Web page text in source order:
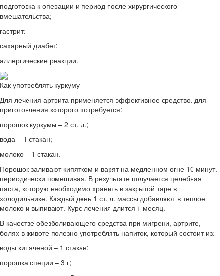
подготовка к операции и период после хирургического
вмешательства;
гастрит;
сахарный диабет;
аллергические реакции.
Как употреблять куркуму
Для лечения артрита применяется эффективное средство, для
приготовления которого потребуется:
порошок куркумы – 2 ст. л.;
вода – 1 стакан;
молоко – 1 стакан.
Порошок заливают кипятком и варят на медленном огне 10 минут,
периодически помешивая. В результате получается целебная
паста, которую необходимо хранить в закрытой таре в
холодильнике. Каждый день 1 ст. л. массы добавляют в теплое
молоко и выпивают. Курс лечения длится 1 месяц.
В качестве обезболивающего средства при мигрени, артрите,
болях в животе полезно употреблять напиток, который состоит из:
воды кипяченой – 1 стакан;
порошка специи – 3 г;